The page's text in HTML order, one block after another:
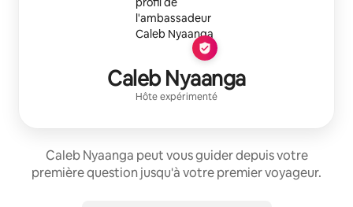
Caleb Nyaanga
Hôte expérimenté
Caleb Nyaanga peut vous guider depuis votre
première question jusqu'à votre premier voyageur.